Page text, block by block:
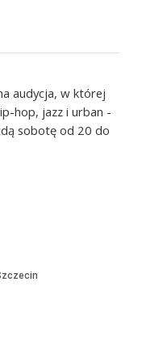
audycja, w której
hop, jazz i urban -
sobotę od 20 do